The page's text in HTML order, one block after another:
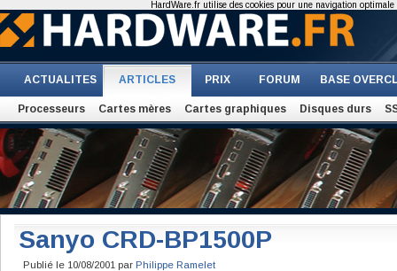
ACTUALITES ARTICLES PRIX FORUM BASE
Processeurs Cartes mères Cartes graphiques Disques durs
Sanyo CRD-BP1500P
Publié le 10/08/2001 par Philippe Ramelet
HardWare.fr utilise des cookies pour une navigation